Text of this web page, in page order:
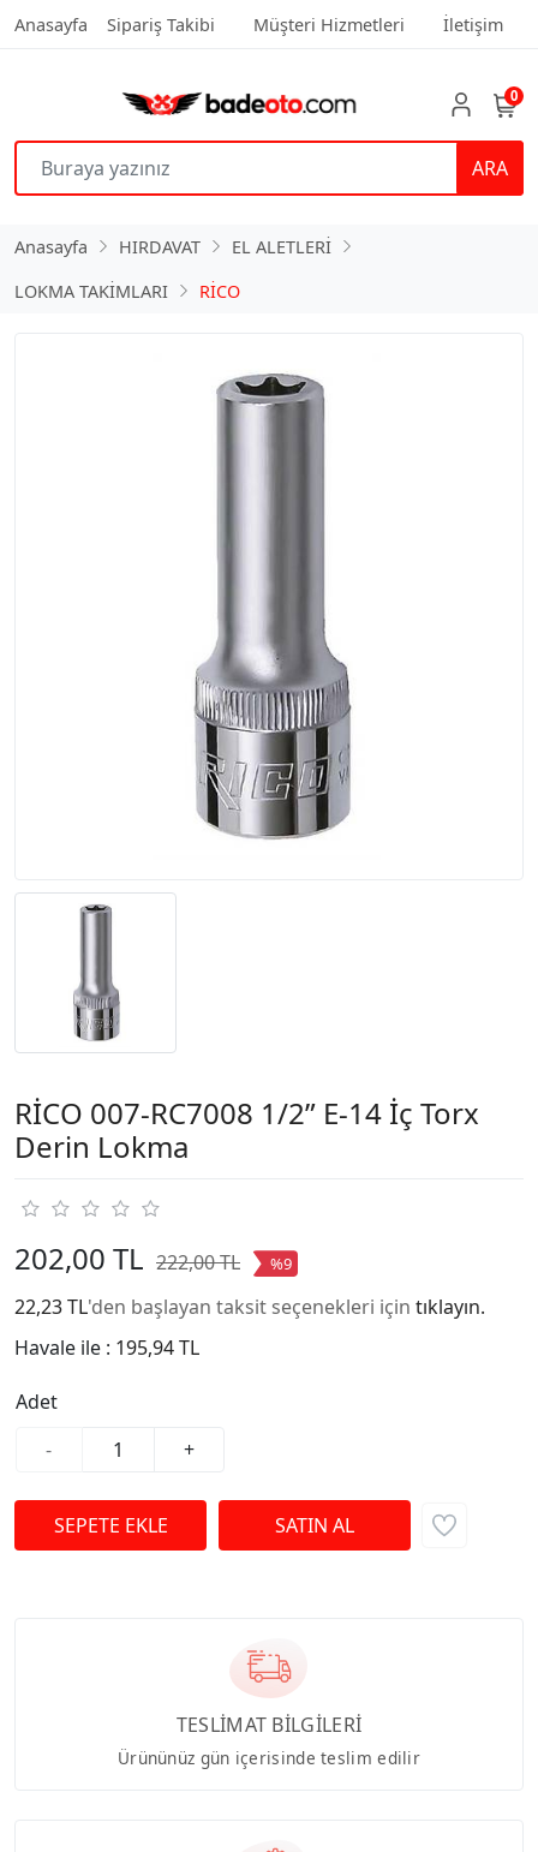
Anasayfa Sipariş Takibi Müşteri Hizmetleri İletişim
ARA
0
Anasayfa HIRDAVAT
EL ALETLERİ
LOKMA TAKİMLARI
RİCO
RİCO 007-RC7008 1/2” E-14 İç Torx
Derin Lokma
202,00 TL 222,00 TL %9
22,23 TL'den başlayan taksit seçenekleri için tıklayın.
Havale ile : 195,94 TL
Adet
-
+
TESLİMAT BİLGİLERİ
Ürününüz gün içerisinde teslim edilir